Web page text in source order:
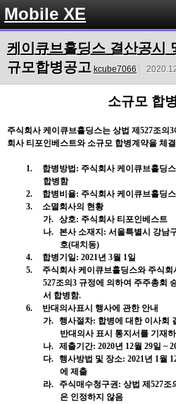
Mobile XE
케이큐브홀딩스 결산공시
규모합병공고 kcube7066
소규모 합병
주식회사 케이큐브홀딩스는 상법 제 527조의 3
회사 티포인베스트와 소규모 합병계약을 체
1. 합병방법 : 주식회사 케이큐브홀딩
합병함
2.
합병비율: 주식회사 케이큐브홀딩스
3.
소멸회사의 현황
가. 상호: 주식회사 티포인베스트
나.
본사 소재지 : 서울특별시 강남
호(대치동)
4.
합병기일: 2021년 3월 1일
5.
주식회사 케이큐브홀딩스와 주식회
527조의 3 규정에 의하여 주주총회
서 합병함.
6.
반대의사표시 행사에 관한 안내
가. 행사절차: 합병에 대한 이사회
반대의사 표시 통지서를 기재
나. 제출기간: 2020년 12월 29일 ~
다. 행사방법 및 장소: 2021년 1월
에 제출
라.
주식매수청구권: 상법 제 527조
은 인정하지 않음